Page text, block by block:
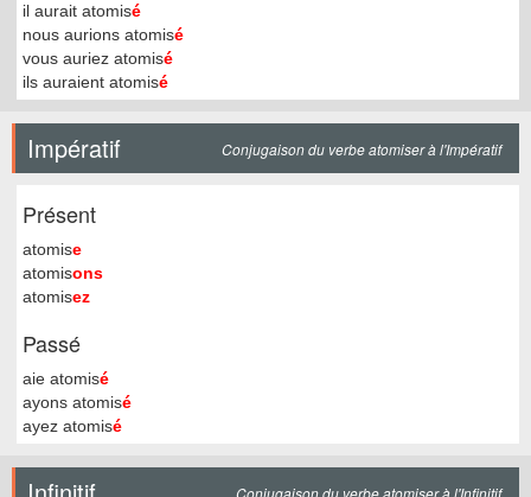
il aurait atomisé
nous aurions atomisé
vous auriez atomisé
ils auraient atomisé
Impératif Conjugaison du verbe atomiser à l'Impératif
Présent
atomise
atomisons
atomisez
Passé
aie atomisé
ayons atomisé
ayez atomisé
Conjugaison du verbe atomiser à l'Infinitif